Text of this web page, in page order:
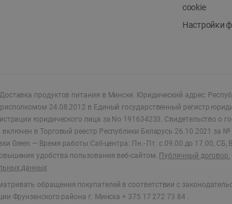
cookie
Настройки
продуктов питания в Минске. Юридический адрес:
24.08.2012 в Единый государственный регистр
юридического лица за No 191634233. Свидетельство о
в Торговый реестр Республики Беларусь 26.10.2021 за
Green — Время работы Call-центра: Пн.- Пт. с 09.00 до 17.00, СБ,
удобства пользования веб-сайтом. Публичный договор.
данных
обращения покупателей в соответствии с
Фрунзенского района г. Минска + 375 17 272 73 84 .